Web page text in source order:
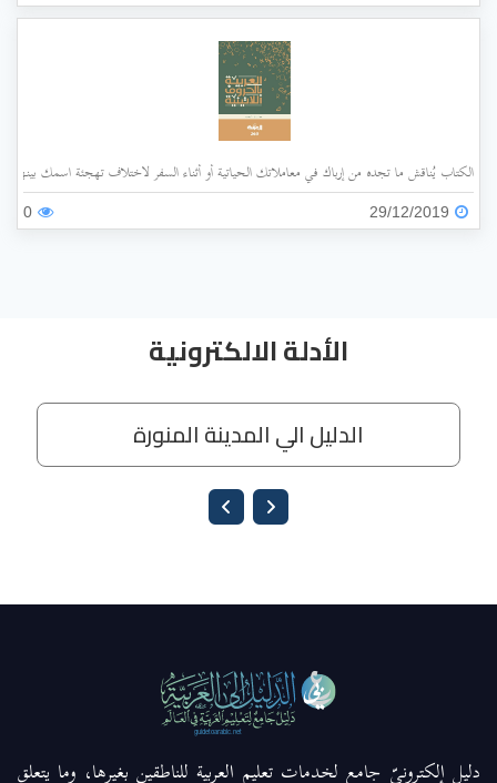
الكتاب يُناقش ما تجده من إرباك في معاملاتك الحياتية أو أثناء السفر لاختلاف تهجئة اسمك بينها
29/12/2019
0
دليل إلكترونيّ جامع لخدمات تعليم العربية للناطقين بغيرها، وما يتعلق